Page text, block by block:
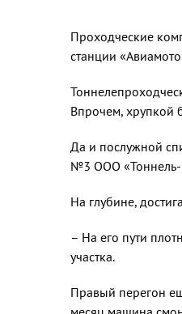
Проходческие
станции
Впрочем, хруп­кой
Да и послужной
№3 ООО «Тоннель-
На глубине,
– На его пути
участка.
Правый перегон